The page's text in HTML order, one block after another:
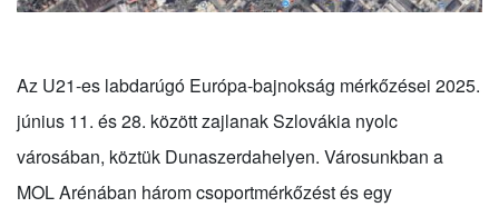
Az U21-es labdarúgó Európa-bajnokság mérkőzései 2025.
június 11. és 28. között zajlanak Szlovákia nyolc
városában, köztük Dunaszerdahelyen. Városunkban a
MOL Arénában három csoportmérkőzést és egy